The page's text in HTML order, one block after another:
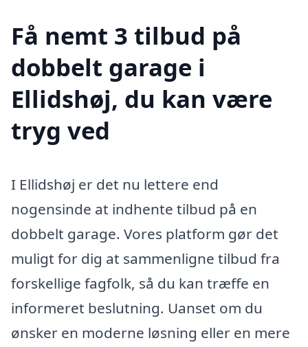
Få nemt 3 tilbud på
dobbelt garage i
Ellidshøj, du kan være
tryg ved
I Ellidshøj er det nu lettere end
nogensinde at indhente tilbud på en
dobbelt garage. Vores platform gør det
muligt for dig at sammenligne tilbud fra
forskellige fagfolk, så du kan træffe en
informeret beslutning. Uanset om du
ønsker en moderne løsning eller en mere